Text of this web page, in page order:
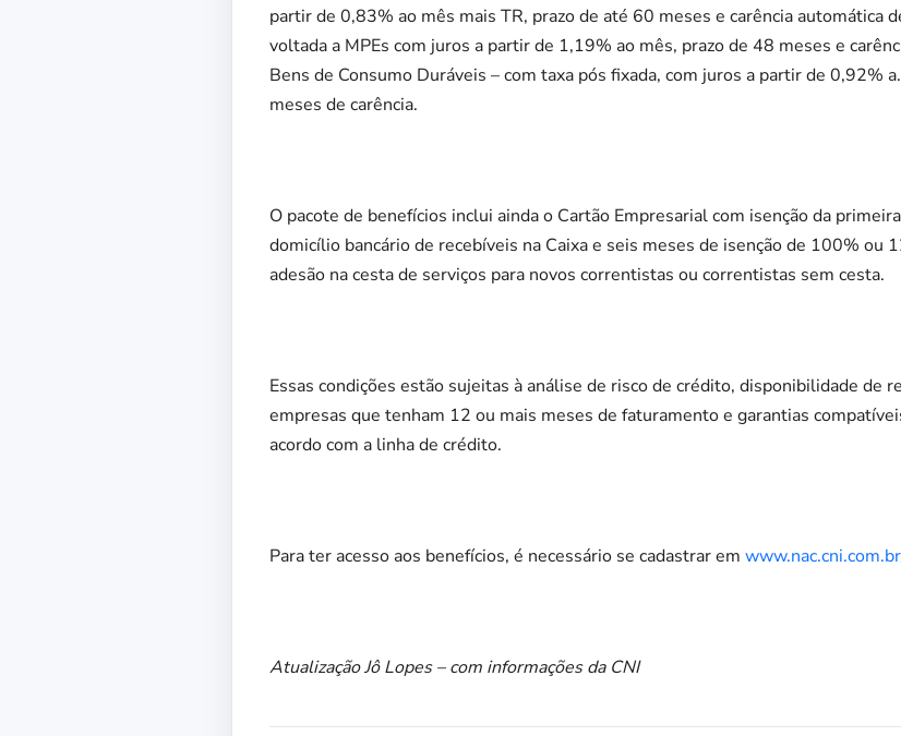
partir de 0,83% ao mês mais TR, prazo de até 60 meses e carência automática
voltada a MPEs com juros a partir de 1,19% ao mês, prazo de 48 meses e
Bens de Consumo Duráveis – com taxa pós fixada, com juros a partir de 0,92%
meses de carência.
O pacote de benefícios inclui ainda o Cartão Empresarial com isenção da
domicílio bancário de recebíveis na Caixa e seis meses de isenção de 100% ou
adesão na cesta de serviços para novos correntistas ou correntistas sem cesta.
Essas condições estão sujeitas à análise de risco de crédito, disponibilidade de
empresas que tenham 12 ou mais meses de faturamento e garantias
acordo com a linha de crédito.
Para ter acesso aos benefícios, é necessário se cadastrar em
Atualização Jô Lopes – com informações da CNI